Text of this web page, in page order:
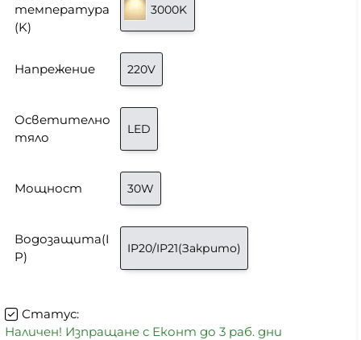
Статус:
Наличен! Изпращане с Еконт до 3 раб. дни
температура
(K)
3000K
Напрежение 220V
Осветително
тяло
LED
Мощност 30W
Водозащита(I
P)
IP20/IP21(Закрито)